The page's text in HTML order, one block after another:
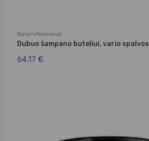
Barprofessional
Dubuo šampano buteliui, vario spalvos
64,17 €